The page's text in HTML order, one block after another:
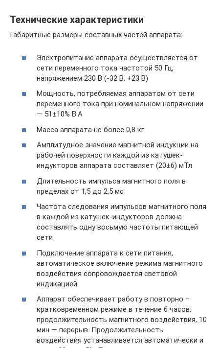
Технические характеристики
Габаритные размеры составных частей аппарата:
Электропитание аппарата осуществляется от
сети переменного тока частотой 50 Гц,
напряжением 230 В (-32 В, +23 В)
Мощность, потребляемая аппаратом от сети
переменного тока при номинальном напряжении
— 51±10% В·А
Масса аппарата не более 0,8 кг
Амплитудное значение магнитной индукции на
рабочей поверхности каждой из катушек-
индукторов аппарата составляет (20±6) мТл
Длительность импульса магнитного поля в
пределах от 1,5 до 2,5 мс
Частота следования импульсов магнитного поля
в каждой из катушек-индукторов должна
составлять одну восьмую частоты питающей
сети
Подключение аппарата к сети питания,
автоматическое включение режима магнитного
воздействия сопровождается световой
индикацией
Аппарат обеспечивает работу в повторно –
кратковременном режиме в течение 6 часов:
продолжительность магнитного воздействия, 10
мин — перерыв. Продолжительность
воздействия устанавливается автоматически и